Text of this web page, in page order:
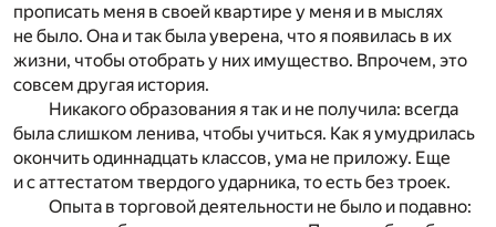
прописать меня в своей квартире у меня и в мыслях
не было. Она и так была уверена, что я появилась в их
жизни, чтобы отобрать у них имущество. Впрочем, это
совсем другая история.
Никакого образования я так и не получила: всегда
была слишком ленива, чтобы учиться. Как я умудрилась
окончить одиннадцать классов, ума не приложу. Еще
и с аттестатом твердого ударника, то есть без троек.
Опыта в торговой деятельности не было и подавно: